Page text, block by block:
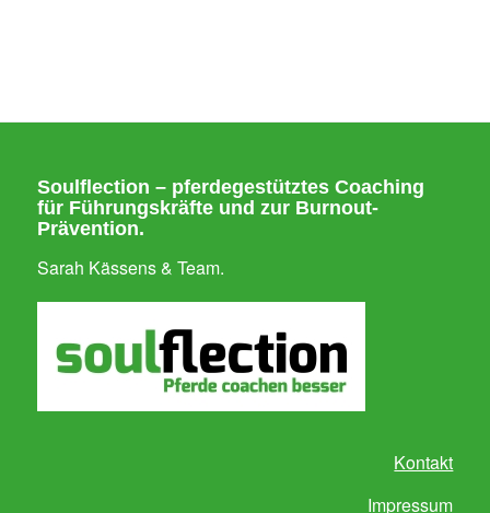
Soulflection – pferdegestütztes Coaching
für Führungskräfte und zur Burnout-
Prävention.
Sarah Kässens & Team.
Kontakt
Impressum